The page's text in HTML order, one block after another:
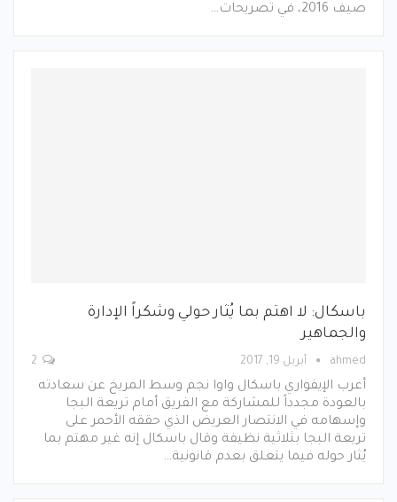
صيف 2016، في تصريحات…
باسكال: لا اهتم بما يُثار حولي وشكراً الإدارة
والجماهير
ahmed أبريل 19, 2017
أعرب الإيفواري باسكال واوا نجم وسط المريخ عن سعادته
بالعودة مجدداً للمشاركة مع الفريق أمام تريعة البجا
وإسهامه في الانتصار العريض الذي حققه الأحمر على
تريعة البجا بثلاثية نظيفة وقال باسكال إنه غير مهتم بما
يُثار حوله فيما يتعلق بعدم قانونية…